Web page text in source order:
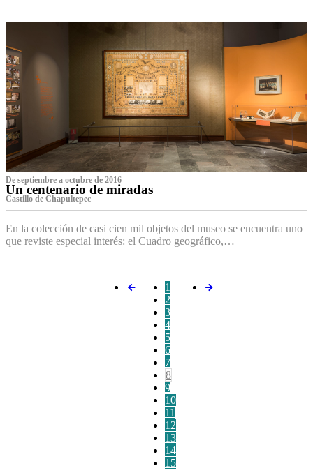
De septiembre a octubre de 2016
Un centenario de miradas
Castillo de Chapultepec
En la colección de casi cien mil objetos del museo se encuentra uno
que reviste especial interés: el Cuadro geográfico,…
1
2
3
4
5
6
7
8
9
10
11
12
13
14
15